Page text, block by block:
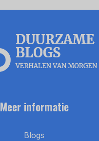
Meer informatie
Blogs